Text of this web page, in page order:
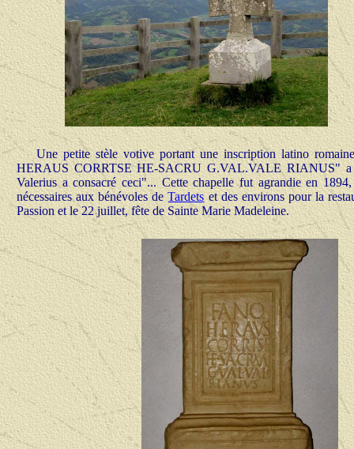
Une petite stèle votive portant une inscription latino
HERAUS CORRTSE HE-SACRU G.VAL.VALE RIANUS" a
Valerius a consacré ceci"... Cette chapelle fut agrandie en
nécessaires aux bénévoles deTardetset des environs pour la
Passion et le 22 juillet, fête de Sainte Marie Madeleine.